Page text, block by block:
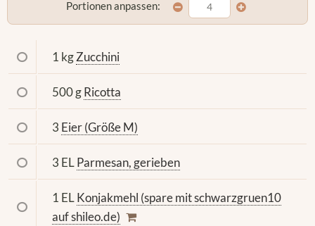
Portionen anpassen:
1 kgZucchini
500 gRicotta
3 Eier (Größe M)
3 ELParmesan, gerieben
1 ELKonjakmehl (spare mit schwarzgruen10
auf shileo.de)